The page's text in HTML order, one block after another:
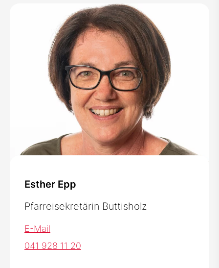
Esther Epp
Pfarreisekretärin Buttisholz
E-Mail
041 928 11 20